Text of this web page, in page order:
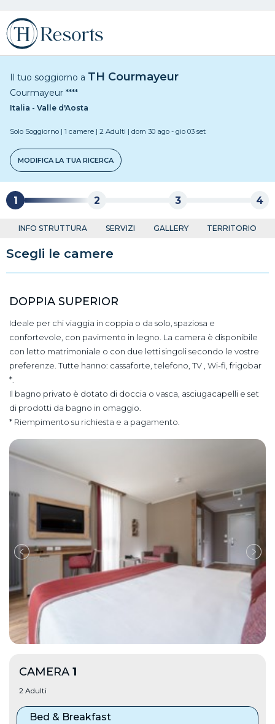
Il tuo soggiorno a TH Courmayeur
Courmayeur ****
Italia - Valle d'Aosta
Solo Soggiorno | 1 camere | 2 Adulti | dom 30 ago - gio 03 set
MODIFICA LA TUA RICERCA
1 2 3 4
INFO STRUTTURA SERVIZI GALLERY TERRITORIO
Scegli le camere
DOPPIA SUPERIOR
Ideale per chi viaggia in coppia o da solo, spaziosa e
confortevole, con pavimento in legno. La camera è disponibile
con letto matrimoniale o con due letti singoli secondo le vostre
preferenze. Tutte hanno: cassaforte, telefono, TV , Wi-fi, frigobar
*.
Il bagno privato è dotato di doccia o vasca, asciugacapelli e set
di prodotti da bagno in omaggio.
* Riempimento su richiesta e a pagamento.
CAMERA 1
2 Adulti
Bed & Breakfast